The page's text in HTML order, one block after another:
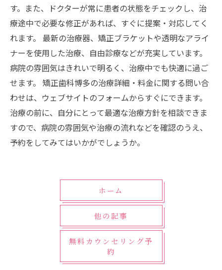
す。また、ドクターが常に患者の状態をチェックし、治
療途中で必要な修正があれば、すぐに提案・対応してく
れます。 最新の治療器、矯正ブラケットや透明なアライ
ナーを使用した治療、自由診療などが充実しています。
病院の雰囲気はきれいで明るく、治療中でも快適に過ご
せます。 矯正歯科博多の治療詳細・料金に関する問い合
わせは、ウェブサイトのフォームからすぐにできます。
治療の前に、自分にとって最適な治療方針を相談できま
すので、病院の雰囲気や治療の流れなどを確認のうえ、
予約をしてみてはいかがでしょうか。
ホーム
他の記事
無料カウンセリング予
約